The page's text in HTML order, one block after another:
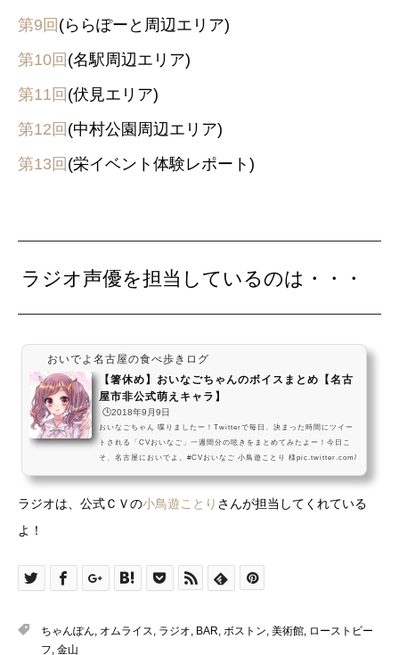
第9回 (ららぽーと周辺エリア)
第10回 (名駅周辺エリア)
第11回 (伏見エリア)
第12回 (中村公園周辺エリア)
第13回 (栄イベント体験レポート)
ラジオ声優を担当しているのは・・・
おいでよ名古屋の食べ歩きログ
【箸休め】おいなごちゃんのボイスまとめ【名古
屋市非公式萌えキャラ】
🕒️2018年9月9日
おいなごちゃん 喋りましたー！Twitterで毎日、決まった時間にツイー
トされる「CVおいなご」一週間分の呟きをまとめてみたよー！今日こ
そ、名古屋においでよ。#CVおいなご 小鳥遊ことり 様pic.twitter.com/
2018/9/3月曜日だよ。仕事が憂鬱なら、名古屋においでよ。#CVおいな
ラジオは、公式ＣＶの小鳥遊ことり さんが担当してくれている
よ！
ちゃんぽん, オムライス, ラジオ, BAR, ボストン, 美術館, ローストビー
フ, 金山